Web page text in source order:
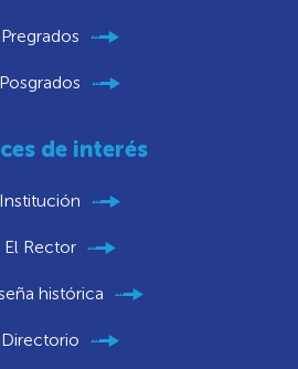
Pregrados
Posgrados
de interés
Institución
El Rector
histórica
Directorio